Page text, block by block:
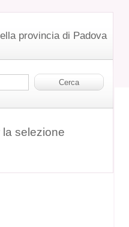
provincia di Padova
selezione